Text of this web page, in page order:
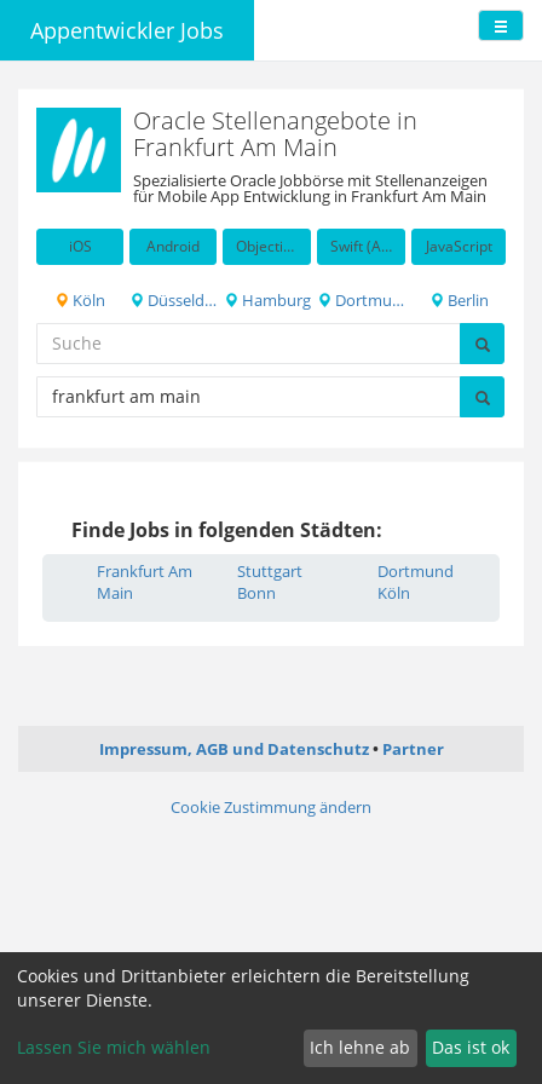
Appentwickler Jobs
Oracle Stellenangebote in
Frankfurt Am Main
Spezialisierte Oracle Jobbörse mit Stellenanzeigen
für Mobile App Entwicklung in Frankfurt Am Main
iOS Android Objective-C Swift (Apple programming language) JavaScript
Köln Düsseldorf Hamburg Dortmund Berlin
Finde Jobs in folgenden Städten:
Frankfurt Am
Main
Stuttgart
Bonn
Dortmund
Köln
Impressum, AGB und Datenschutz Partner
Cookie Zustimmung ändern
Cookies und Drittanbieter erleichtern die Bereitstellung
unserer Dienste.
Lassen Sie mich wählen Ich lehne ab Das ist ok